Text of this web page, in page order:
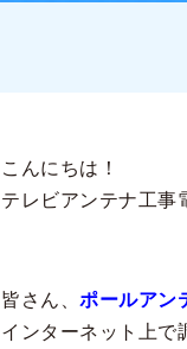
こんにちは！
テレビアンテナ工事
皆さん、 ポールアン
インターネット上で